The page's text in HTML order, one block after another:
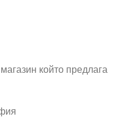
който предлага